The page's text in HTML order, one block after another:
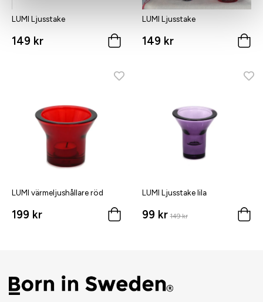
LUMI Ljusstake
149 kr
LUMI Ljusstake
149 kr
LUMI värmeljushållare röd
199 kr
LUMI Ljusstake lila
99 kr 149 kr